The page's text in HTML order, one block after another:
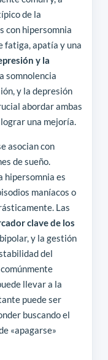
de la
con hipersomnia
fatiga, apatía y una
y la
somnolencia
y la depresión
abordar ambas
una mejoría.
asocian con
de sueño.
hipersomnia es
maníacos o
Las
clave de los
y la gestión
del
llevar a la
puede ser
buscando el
«apagarse»